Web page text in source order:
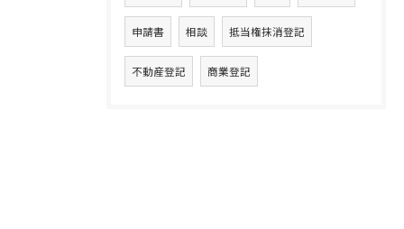
申請書 相談 抵当権抹消登記
不動産登記 商業登記